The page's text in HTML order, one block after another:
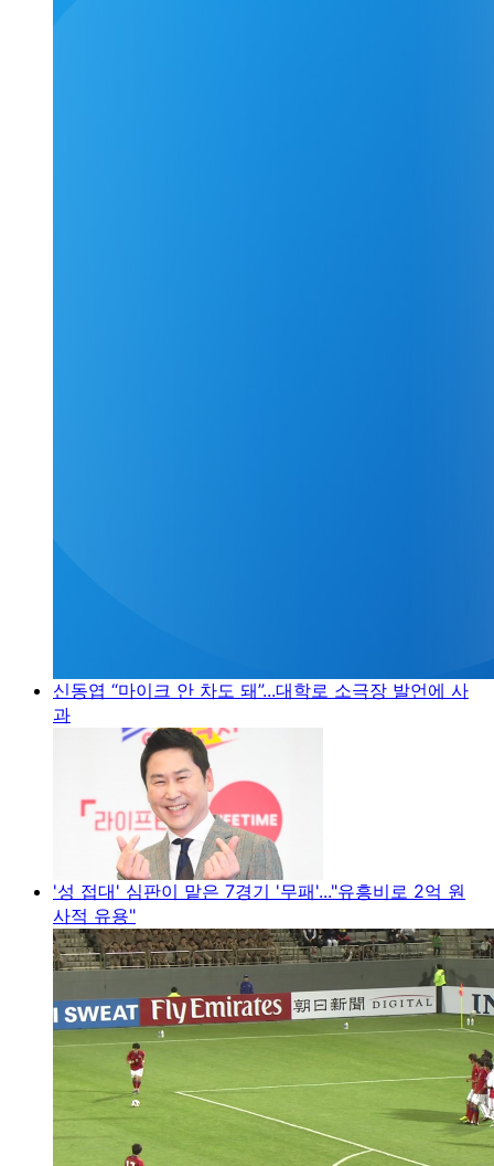
신동엽 “마이크 안 차도 돼”...대학로 소극장 발언에 사
과
'성 접대' 심판이 맡은 7경기 '무패'..."유흥비로 2억 원
사적 유용"